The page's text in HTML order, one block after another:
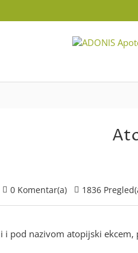
0 Komentar(a) 1836
pod nazivom atopijski